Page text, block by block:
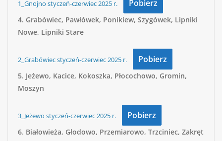
1_Gnojno styczeń-czerwiec 2025 r. Pobierz
4. Grabówiec, Pawłówek, Ponikiew, Szygówek, Lipniki
Nowe, Lipniki Stare
2_Grabówiec styczeń-czerwiec 2025 r. Pobierz
5. Jeżewo, Kacice, Kokoszka, Płocochowo, Gromin,
Moszyn
3_Jeżewo styczeń-czerwiec 2025 r. Pobierz
6. Białowieża, Głodowo, Przemiarowo, Trzciniec, Zakręt